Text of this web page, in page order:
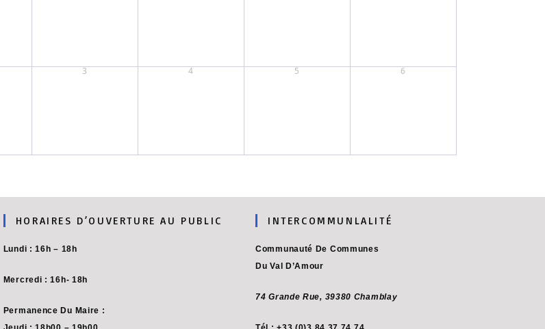
3 4 5 6
HORAIRES D’OUVERTURE AU PUBLIC
Lundi : 16h – 18h
Mercredi : 16h- 18h
Permanence Du Maire :
INTERCOMMUNLALITÉ
Communauté De Communes
Du Val D’Amour
74 Grande Rue, 39380 Chamblay